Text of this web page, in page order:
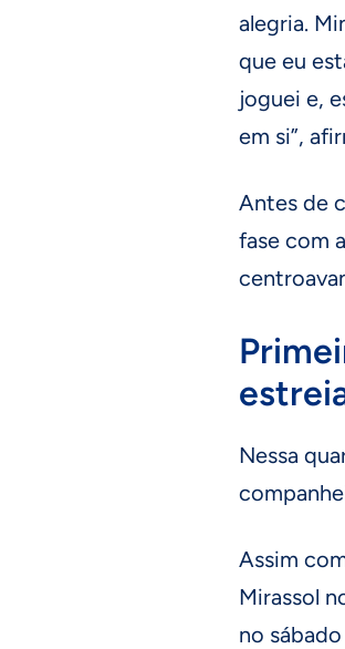
alegria.
que eu
joguei e,
em si”,
Antes de
fase com
Nessa
Assim
Mirassol
no